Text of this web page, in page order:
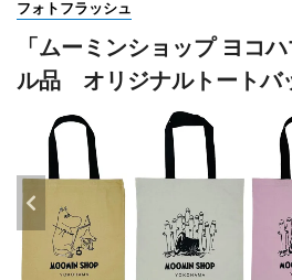
フォトフラッシュ
「ムーミンショップ ヨコ
ル品 オリジナルトートバ